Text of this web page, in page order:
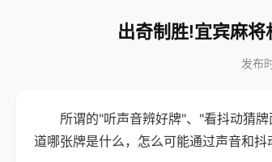
出奇制胜!宜宾麻
发布
所谓的"听声音辨好牌"、"看抖动猜
道哪张牌是什么，怎么可能通过声音和抖